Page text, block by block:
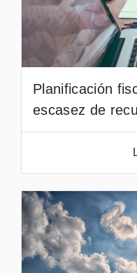
Planificación
escasez de